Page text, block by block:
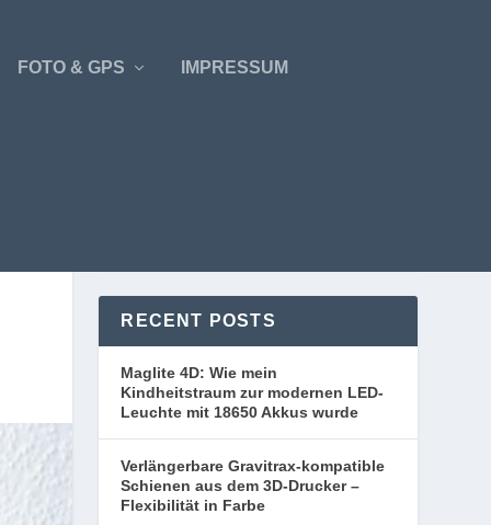
FOTO & GPS IMPRESSUM
RECENT POSTS
Maglite 4D: Wie mein
Kindheitstraum zur modernen LED-
Leuchte mit 18650 Akkus wurde
Verlängerbare Gravitrax-kompatible
Schienen aus dem 3D-Drucker –
Flexibilität in Farbe